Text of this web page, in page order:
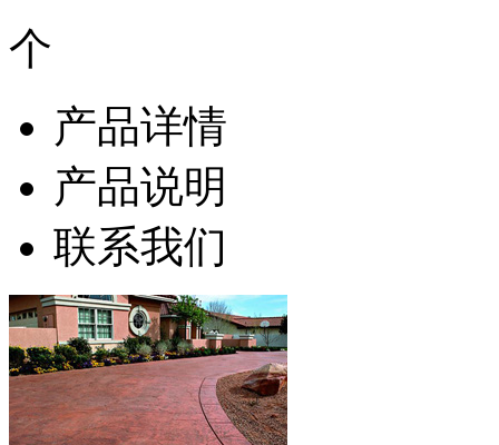
产品详情
产品说明
联系我们